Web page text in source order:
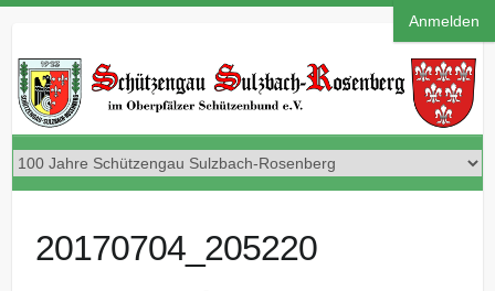
Anmelden
20170704_205220